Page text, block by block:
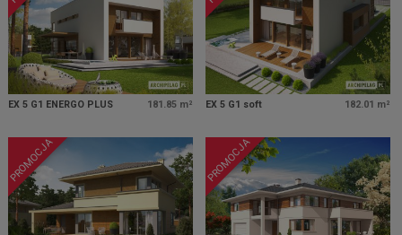
EX 5 G1 ENERGO PLUS 181.85 m² EX 5 G1 soft 182.01 m²
PROMOCJA PROMOCJA